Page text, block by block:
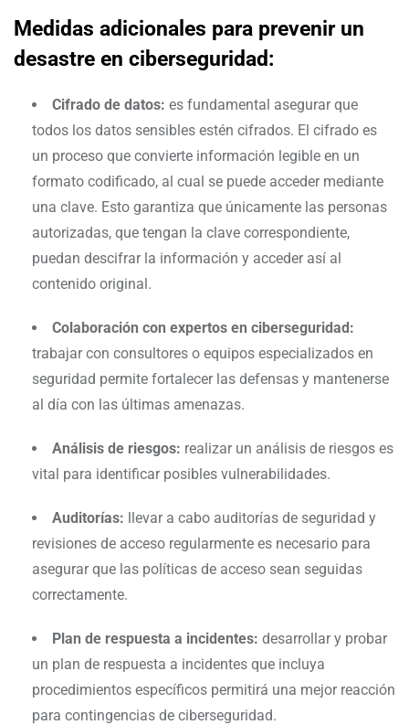
Medidas adicionales para prevenir un
desastre en ciberseguridad:
Cifrado de datos: es fundamental asegurar que
todos los datos sensibles estén cifrados. El cifrado es
un proceso que convierte información legible en un
formato codificado, al cual se puede acceder mediante
una clave. Esto garantiza que únicamente las personas
autorizadas, que tengan la clave correspondiente,
puedan descifrar la información y acceder así al
contenido original.
Colaboración con expertos en ciberseguridad:
trabajar con consultores o equipos especializados en
seguridad permite fortalecer las defensas y mantenerse
al día con las últimas amenazas.
Análisis de riesgos: realizar un análisis de riesgos es
vital para identificar posibles vulnerabilidades.
Auditorías: llevar a cabo auditorías de seguridad y
revisiones de acceso regularmente es necesario para
asegurar que las políticas de acceso sean seguidas
correctamente.
Plan de respuesta a incidentes: desarrollar y probar
un plan de respuesta a incidentes que incluya
procedimientos específicos permitirá una mejor reacción
para contingencias de ciberseguridad.